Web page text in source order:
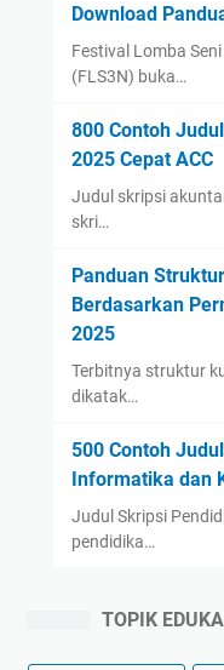
Download
Festival Lomba
(FLS3N) buka…
800 Contoh
2025 Cepat ACC
Judul skripsi
skri…
Panduan
Berdasarkan
2025
Terbitnya struktur
dikatak…
500 Contoh
Informatika dan
Judul Skripsi
pendidika…
TOPIK